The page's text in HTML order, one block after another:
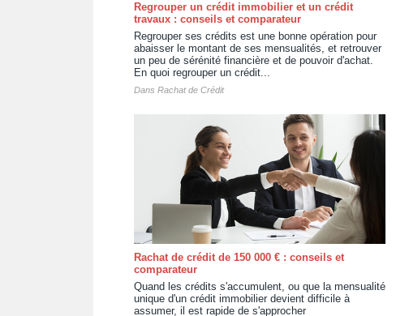
Regrouper un crédit immobilier et un crédit
travaux : conseils et comparateur
Regrouper ses crédits est une bonne opération pour
abaisser le montant de ses mensualités, et retrouver
un peu de sérénité financière et de pouvoir d'achat.
En quoi regrouper un crédit...
Dans Rachat de Crédit
Rachat de crédit de 150 000 € : conseils et
comparateur
Quand les crédits s'accumulent, ou que la mensualité
unique d'un crédit immobilier devient difficile à
assumer, il est rapide de s'approcher